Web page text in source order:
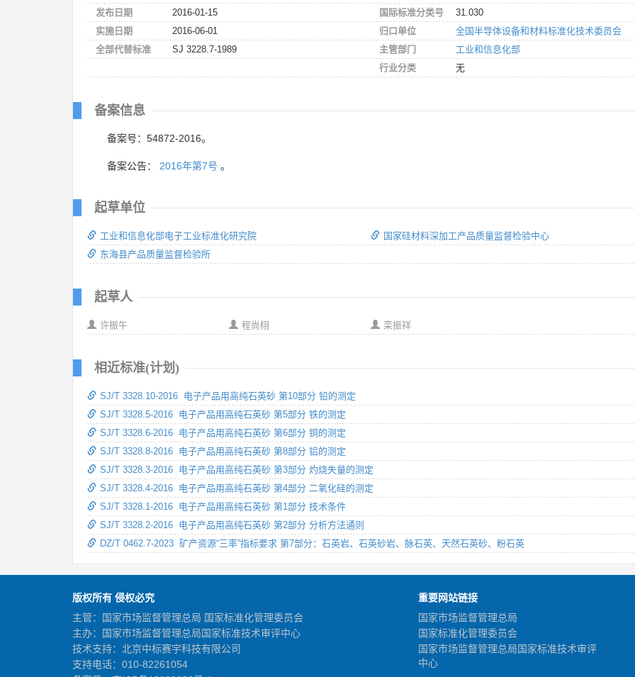
发布日期
2016-01-15
实施日期
2016-06-01
全部代替标准
SJ 3228.7-1989
国际标准分类号
31.030
归口单位
全国半导体设备和材料标准化技术委员会
主管部门
工业和信息化部
行业分类
无
备案信息
备案号：54872-2016。
备案公告： 2016年第7号 。
起草单位
工业和信息化部电子工业标准化研究院
东海县产品质量监督检验所
国家硅材料深加工产品质量监督检验中心
起草人
许振午 程尚栩 栾振祥
相近标准(计划)
SJ/T 3328.10-2016 电子产品用高纯石英砂 第10部分 铅的测定
SJ/T 3328.5-2016 电子产品用高纯石英砂 第5部分 铁的测定
SJ/T 3328.6-2016 电子产品用高纯石英砂 第6部分 铜的测定
SJ/T 3328.8-2016 电子产品用高纯石英砂 第8部分 铝的测定
SJ/T 3328.3-2016 电子产品用高纯石英砂 第3部分 灼烧失量的测定
SJ/T 3328.4-2016 电子产品用高纯石英砂 第4部分 二氧化硅的测定
SJ/T 3328.1-2016 电子产品用高纯石英砂 第1部分 技术条件
SJ/T 3328.2-2016 电子产品用高纯石英砂 第2部分 分析方法通则
DZ/T 0462.7-2023 矿产资源“三率”指标要求 第7部分：石英岩、石英砂岩、脉石英、天然石英砂、粉石英
版权所有 侵权必究
主管：国家市场监督管理总局 国家标准化管理委员会
主办：国家市场监督管理总局国家标准技术审评中心
技术支持：北京中标赛宇科技有限公司
支持电话：010-82261054
重要网站链接
国家市场监督管理总局
国家标准化管理委员会
国家市场监督管理总局国家标准技术审评
中心